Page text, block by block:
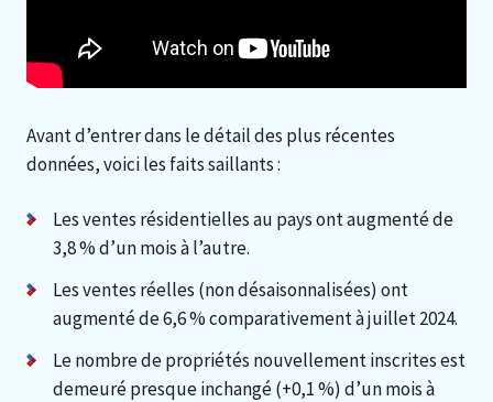
Avant d’entrer dans le détail des plus récentes
données, voici les faits saillants :
Les ventes résidentielles au pays ont augmenté de
3,8 % d’un mois à l’autre.
Les ventes réelles (non désaisonnalisées) ont
augmenté de 6,6 % comparativement à juillet 2024.
Le nombre de propriétés nouvellement inscrites est
demeuré presque inchangé (+0,1 %) d’un mois à